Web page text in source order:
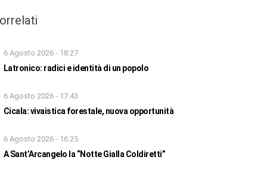
6 Agosto 2026 - 18:27
Latronico: radici e identità di un popolo
6 Agosto 2026 - 17:43
Cicala: vivaistica forestale, nuova opportunità
6 Agosto 2026 - 16:25
A Sant’Arcangelo la “Notte Gialla Coldiretti”